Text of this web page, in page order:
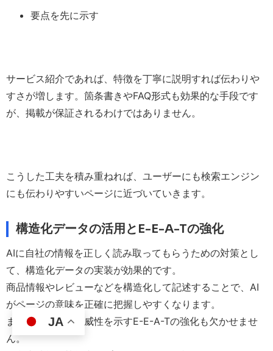
要点を先に示す
サービス紹介であれば、特徴を丁寧に説明すれば伝わりや
すさが増します。箇条書きやFAQ形式も効果的な手段です
が、掲載が保証されるわけではありません。
こうした工夫を積み重ねれば、ユーザーにも検索エンジン
にも伝わりやすいページに近づいていきます。
構造化データの活用とE-E-A-Tの強化
AIに自社の情報を正しく読み取ってもらうための対策とし
て、構造化データの実装が効果的です。
商品情報やレビューなどを構造化して記述することで、AI
がページの意味を正確に把握しやすくなります。
また、専門性や権威性を示すE-E-A-Tの強化も欠かせませ
ん。
JA